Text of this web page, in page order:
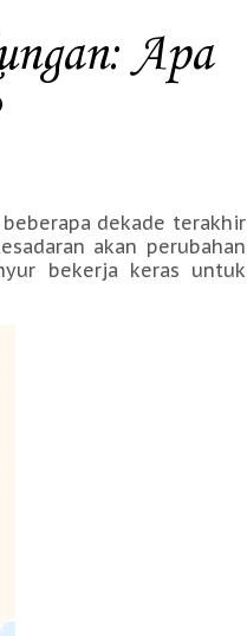
Apa
dekade terakhir
akan perubahan
bekerja keras untuk